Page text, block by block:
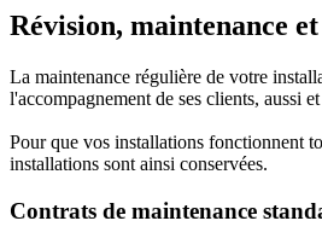
Révision, maintenance
La maintenance régulière de votre
l'accompagnement de ses clients, aussi
Pour que vos installations fonctionnent
installations sont ainsi conservées.
Contrats de maintenance